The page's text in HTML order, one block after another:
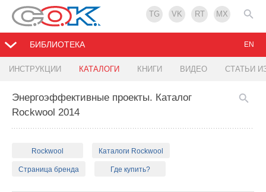
TG VK RT MX
БИБЛИОТЕКА
ИНСТРУКЦИИ КАТАЛОГИ КНИГИ ВИДЕО СТАТЬИ
EN
Энергоэффективные проекты. Каталог
Rockwool 2014
Rockwool Каталоги Rockwool
Страница бренда Где купить?